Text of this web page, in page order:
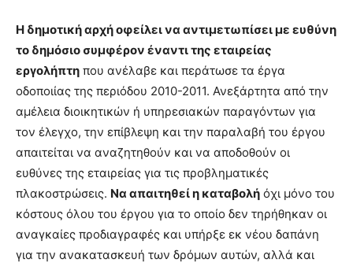
Η δημοτική αρχή οφείλει να αντιμετωπίσει με ευθύνη
το δημόσιο συμφέρον έναντι της εταιρείας
εργολήπτη που ανέλαβε και περάτωσε τα έργα
οδοποιίας της περιόδου 2010-2011. Ανεξάρτητα από την
αμέλεια διοικητικών ή υπηρεσιακών παραγόντων για
τον έλεγχο, την επίβλεψη και την παραλαβή του έργου
απαιτείται να αναζητηθούν και να αποδοθούν οι
ευθύνες της εταιρείας για τις προβληματικές
πλακοστρώσεις. Να απαιτηθεί η καταβολή όχι μόνο του
κόστους όλου του έργου για το οποίο δεν τηρήθηκαν οι
αναγκαίες προδιαγραφές και υπήρξε εκ νέου δαπάνη
για την ανακατασκευή των δρόμων αυτών, αλλά και